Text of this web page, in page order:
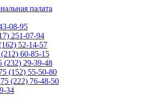
08-95
251-07-94
52-14-57
60-85-15
(232) 29-39-48
(152) 55-50-80
(222) 76-48-50
34